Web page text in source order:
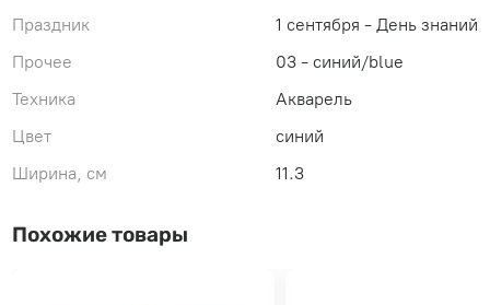
Праздник
1 сентября - День знаний
Прочее
03 - синий/blue
Техника
Акварель
Цвет
синий
Ширина, см
11.3
Похожие товары